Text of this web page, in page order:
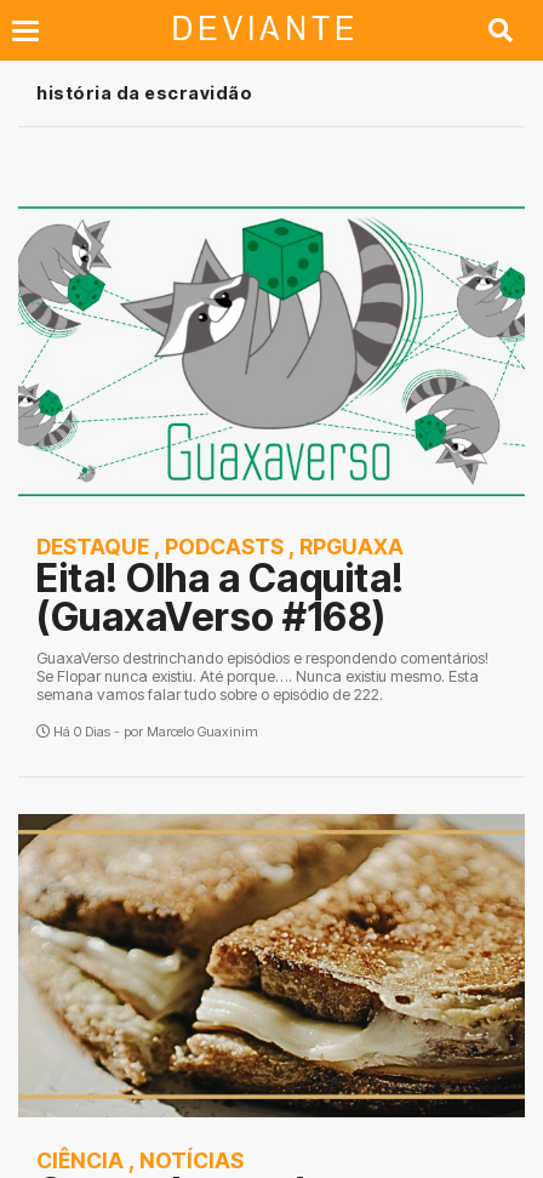
história da escravidão
DESTAQUE , PODCASTS , RPGUAXA
Eita! Olha a Caquita!
(GuaxaVerso #168)
GuaxaVerso destrinchando episódios e respondendo comentários!
Se Flopar nunca existiu. Até porque…. Nunca existiu mesmo. Esta
semana vamos falar tudo sobre o episódio de 222.
Há 0 Dias - por Marcelo Guaxinim
CIÊNCIA , NOTÍCIAS